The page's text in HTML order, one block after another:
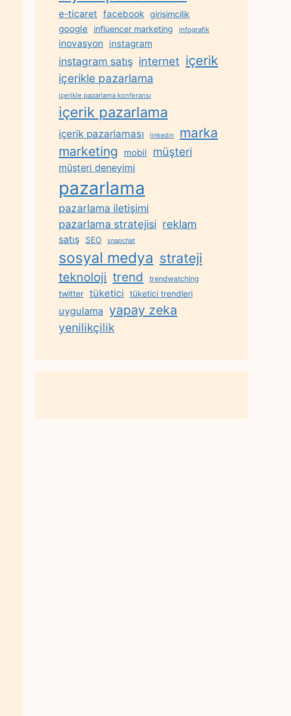
e-ticaret facebook girişimcilik
google influencer marketing infografik
inovasyon instagram
instagram satış internet içerik
içerikle pazarlama
içerikle pazarlama konferansı
içerik pazarlama
içerik pazarlaması linkedin marka
marketing mobil müşteri
müşteri deneyimi
pazarlama
pazarlama iletişimi
pazarlama stratejisi reklam
satış SEO snapchat
sosyal medya strateji
teknoloji trend trendwatching
twitter tüketici tüketici trendleri
uygulama yapay zeka
yenilikçilik